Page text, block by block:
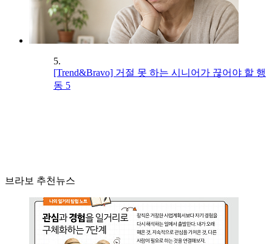
5.
[Trend&Bravo] 거절 못 하는 시니어가 끊어야 할 행
동 5
브라보 추천뉴스